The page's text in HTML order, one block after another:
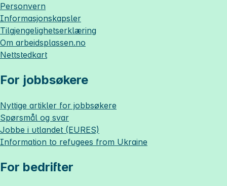
Personvern
Informasjonskapsler
Tilgjengelighetserklæring
Om arbeidsplassen.no
Nettstedkart
For jobbsøkere
Nyttige artikler for jobbsøkere
Spørsmål og svar
Jobbe i utlandet (EURES)
Information to refugees from Ukraine
For bedrifter